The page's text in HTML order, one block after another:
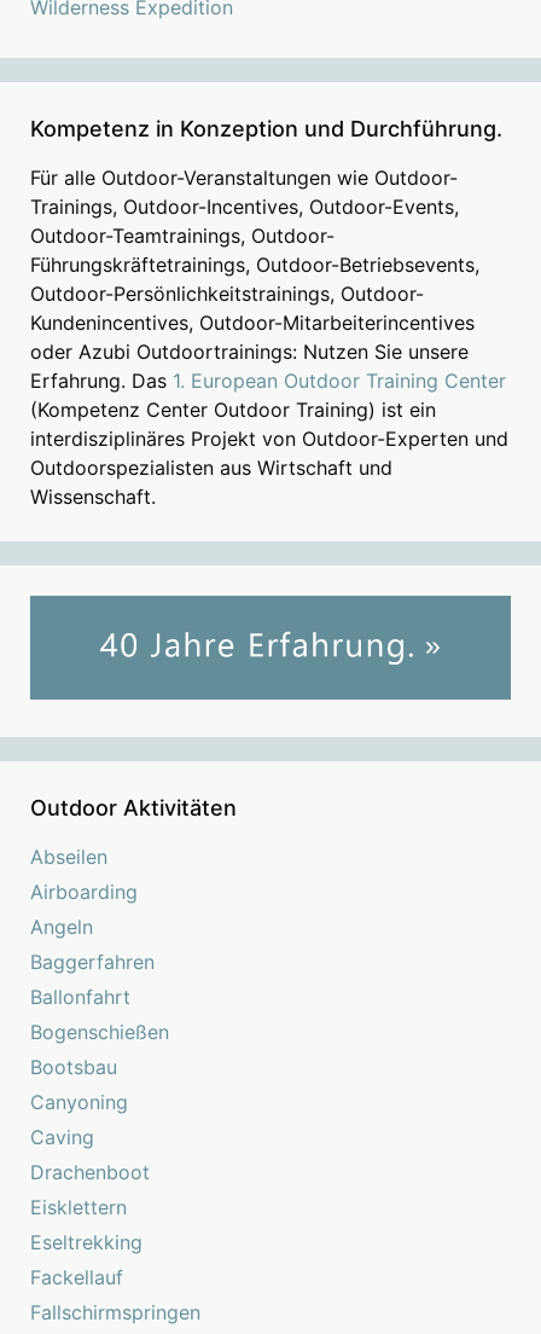
Wilderness Expedition
Kompetenz in Konzeption und Durchführung.
Für alle Outdoor-Veranstaltungen wie Outdoor-
Trainings, Outdoor-Incentives, Outdoor-Events,
Outdoor-Teamtrainings, Outdoor-
Führungskräftetrainings, Outdoor-Betriebsevents,
Outdoor-Persönlichkeitstrainings, Outdoor-
Kundenincentives, Outdoor-Mitarbeiterincentives
oder Azubi Outdoortrainings: Nutzen Sie unsere
Erfahrung. Das 1. European Outdoor Training Center
(Kompetenz Center Outdoor Training) ist ein
interdisziplinäres Projekt von Outdoor-Experten und
Outdoorspezialisten aus Wirtschaft und
Wissenschaft.
Outdoor Aktivitäten
Abseilen
Airboarding
Angeln
Baggerfahren
Ballonfahrt
Bogenschießen
Bootsbau
Canyoning
Caving
Drachenboot
Eisklettern
Eseltrekking
Fackellauf
Fallschirmspringen